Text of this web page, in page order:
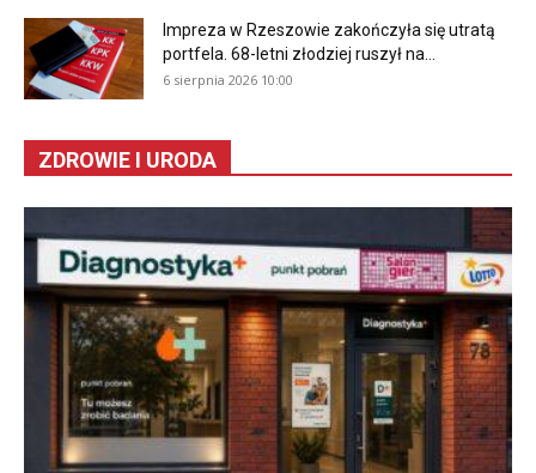
Impreza w Rzeszowie zakończyła się utratą
portfela. 68-letni złodziej ruszył na...
6 sierpnia 2026 10:00
ZDROWIE I URODA